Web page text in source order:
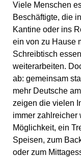
Viele Menschen
Beschäftigte, die
Kantine oder ins
ein von zu Hause
Schreibtisch
weiterarbeiten.
ab: gemeinsam
mehr Deutsche
zeigen die vielen
immer zahlreicher
Möglichkeit, ein
Speisen, zum
oder zum